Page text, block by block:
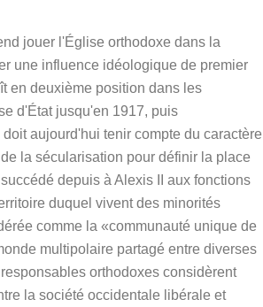
jouer l'Église orthodoxe dans la
une influence idéologique de premier
en deuxième position dans les
d'État jusqu'en 1917, puis
aujourd'hui tenir compte du caractère
la sécularisation pour définir la place
depuis à Alexis II aux fonctions
duquel vivent des minorités
comme la «communauté unique de
multipolaire partagé entre diverses
orthodoxes considèrent
la société occidentale libérale et